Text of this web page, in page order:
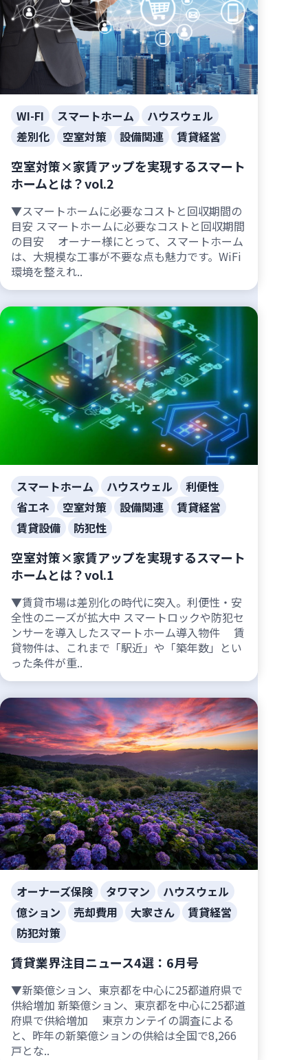
WI-FI スマートホーム
ハウスウェル
差別化
空室対策 設備関連 賃貸経営
空室対策×家賃アップを実現するスマート
ホームとは？vol.2
▼スマートホームに必要なコストと回収期間の
目安 スマートホームに必要なコストと回収期間
の目安 オーナー様にとって、スマートホーム
は、大規模な工事が不要な点も魅力です。WiFi
環境を整えれ..
スマートホーム ハウスウェル
利便性
省エネ
空室対策 設備関連
賃貸経営
賃貸設備
防犯性
空室対策×家賃アップを実現するスマート
ホームとは？vol.1
▼賃貸市場は差別化の時代に突入。利便性・安
全性のニーズが拡大中 スマートロックや防犯セ
ンサーを導入したスマートホーム導入物件 賃
貸物件は、これまで「駅近」や「築年数」とい
った条件が重..
オーナーズ保険 タワマン
ハウスウェル
億ション
売却費用 大家さん
賃貸経営
防犯対策
賃貸業界注目ニュース4選：6月号
▼新築億ション、東京都を中心に25都道府県で
供給増加 新築億ション、東京都を中心に25都道
府県で供給増加 東京カンテイの調査による
と、昨年の新築億ションの供給は全国で8,266
戸とな..